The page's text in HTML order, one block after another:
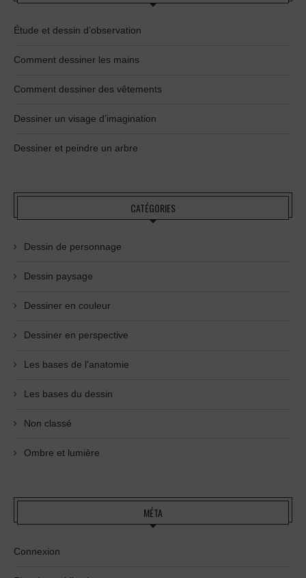
Étude et dessin d’observation
Comment dessiner les mains
Comment dessiner des vêtements
Dessiner un visage d’imagination
Dessiner et peindre un arbre
CATÉGORIES
Dessin de personnage
Dessin paysage
Dessiner en couleur
Dessiner en perspective
Les bases de l'anatomie
Les bases du dessin
Non classé
Ombre et lumière
MÉTA
Connexion